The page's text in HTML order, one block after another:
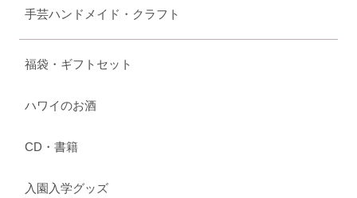
手芸ハンドメイド・クラフト
福袋・ギフトセット
ハワイのお酒
CD・書籍
入園入学グッズ